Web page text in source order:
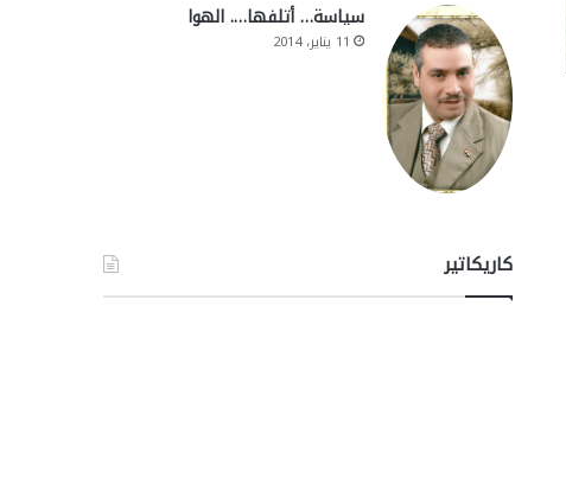
سياسة… أتلفها…. الهوا
11 يناير، 2014
كاريكاتير